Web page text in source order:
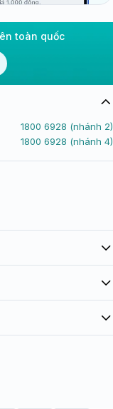
toàn quốc
1800 6928 (nhánh 2)
1800 6928 (nhánh 4)